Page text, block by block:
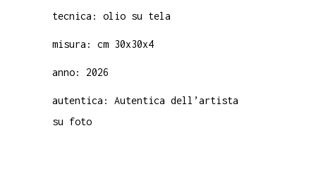
tecnica: olio su tela
misura: cm 30x30x4
anno: 2026
autentica: Autentica dell’artista
su foto